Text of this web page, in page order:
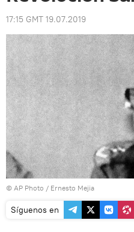
17:15 GMT 19.07.2019
© AP Photo / Ernesto Mejia
Síguenos en